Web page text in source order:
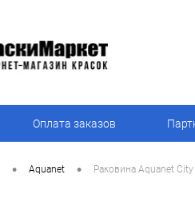
Оплата заказов
• Aquanet • Раковина Aquanet